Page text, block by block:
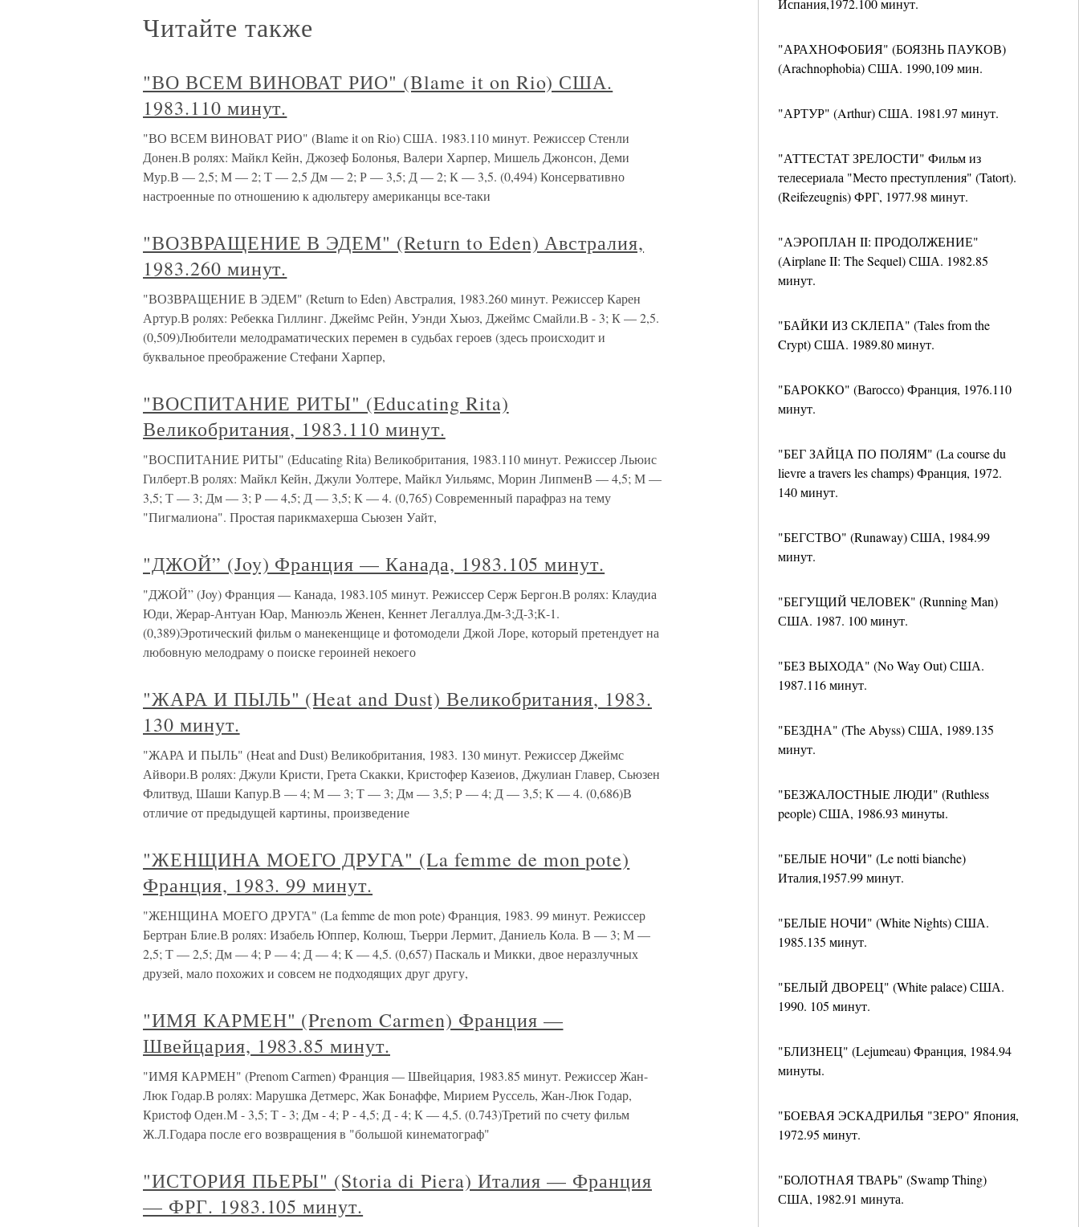
Испания,1972.100 минут.
"АРАХНОФОБИЯ" (БОЯЗНЬ ПАУКОВ)
(Arachnophobia) США. 1990,109 мин.
"АРТУР" (Arthur) США. 1981.97 минут.
"АТТЕСТАТ ЗРЕЛОСТИ" Фильм из
телесериала "Место преступления" (Tatort).
(Reifezeugnis) ФРГ, 1977.98 минут.
"АЭРОПЛАН II: ПРОДОЛЖЕНИЕ"
(Airplane II: The Sequel) США. 1982.85
минут.
"БАЙКИ ИЗ СКЛЕПА" (Tales from the
Crypt) США. 1989.80 минут.
"БАРОККО" (Ваrоссо) Франция, 1976.110
минут.
"БЕГ ЗАЙЦА ПО ПОЛЯМ" (La course du
lievre a travers les champs) Франция, 1972.
140 минут.
"БЕГСТВО" (Runaway) США, 1984.99
минут.
"БЕГУЩИЙ ЧЕЛОВЕК" (Running Man)
США. 1987. 100 минут.
"БЕЗ ВЫХОДА" (No Way Out) США.
1987.116 минут.
"БЕЗДНА" (The Abyss) США, 1989.135
минут.
"БЕЗЖАЛОСТНЫЕ ЛЮДИ" (Ruthless
people) США, 1986.93 минуты.
"БЕЛЫЕ НОЧИ" (Le notti bianche)
Италия,1957.99 минут.
"БЕЛЫЕ НОЧИ" (White Nights) США.
1985.135 минут.
"БЕЛЫЙ ДВОРЕЦ" (White palace) США.
1990. 105 минут.
"БЛИЗНЕЦ" (Lejumeau) Франция, 1984.94
минуты.
"БОЕВАЯ ЭСКАДРИЛЬЯ "ЗЕРО" Япония,
1972.95 минут.
"БОЛОТНАЯ ТВАРЬ" (Swamp Thing)
США, 1982.91 минута.
Читайте также
"ВО ВСЕМ ВИНОВАТ РИО" (Blame it on Rio) США.
1983.110 минут.
"ВО ВСЕМ ВИНОВАТ РИО" (Blame it on Rio) США. 1983.110 минут. Режиссер Стенли
Донен.В ролях: Майкл Кейн, Джозеф Болонья, Валери Харпер, Мишель Джонсон, Деми
Мур.В — 2,5; М — 2; Т — 2,5 Дм — 2; Р — 3,5; Д — 2; К — 3,5. (0,494) Консервативно
настроенные по отношению к адюльтеру американцы все-таки
"ВОЗВРАЩЕНИЕ В ЭДЕМ" (Return to Eden) Австралия,
1983.260 минут.
"ВОЗВРАЩЕНИЕ В ЭДЕМ" (Return to Eden) Австралия, 1983.260 минут. Режиссер Карен
Артур.В ролях: Ребекка Гиллинг. Джеймс Рейн, Уэнди Хьюз, Джеймс Смайли.В - 3; К — 2,5.
(0,509)Любители мелодраматических перемен в судьбах героев (здесь происходит и
буквальное преображение Стефани Харпер,
"ВОСПИТАНИЕ РИТЫ" (Educating Rita)
Великобритания, 1983.110 минут.
"ВОСПИТАНИЕ РИТЫ" (Educating Rita) Великобритания, 1983.110 минут. Режиссер Льюис
Гилберт.В ролях: Майкл Кейн, Джули Уолтере, Майкл Уильямс, Морин ЛипменВ — 4,5; М —
3,5; Т — 3; Дм — 3; Р — 4,5; Д — 3,5; К — 4. (0,765) Современный парафраз на тему
"Пигмалиона". Простая парикмахерша Сьюзен Уайт,
"ДЖОЙ” (Joy) Франция — Канада, 1983.105 минут.
"ДЖОЙ” (Joy) Франция — Канада, 1983.105 минут. Режиссер Серж Бергон.В ролях: Клаудиа
Юди, Жерар-Антуан Юар, Манюэль Женен, Кеннет Легаллуа.Дм-3;Д-3;К-1.
(0,389)Эротический фильм о манекенщице и фотомодели Джой Лоре, который претендует на
любовную мелодраму о поиске героиней некоего
"ЖАРА И ПЫЛЬ" (Heat and Dust) Великобритания, 1983.
130 минут.
"ЖАРА И ПЫЛЬ" (Heat and Dust) Великобритания, 1983. 130 минут. Режиссер Джеймс
Айвори.В ролях: Джули Кристи, Грета Скакки, Кристофер Казеиов, Джулиан Главер, Сьюзен
Флитвуд, Шаши Капур.В — 4; М — 3; Т — 3; Дм — 3,5; Р — 4; Д — 3,5; К — 4. (0,686)В
отличие от предыдущей картины, произведение
"ЖЕНЩИНА МОЕГО ДРУГА" (La femme de mon pote)
Франция, 1983. 99 минут.
"ЖЕНЩИНА МОЕГО ДРУГА" (La femme de mon pote) Франция, 1983. 99 минут. Режиссер
Бертран Блие.В ролях: Изабель Юппер, Колюш, Тьерри Лермит, Даниель Кола. В — 3; М —
2,5; Т — 2,5; Дм — 4; Р — 4; Д — 4; К — 4,5. (0,657) Паскаль и Микки, двое неразлучных
друзей, мало похожих и совсем не подходящих друг другу,
"ИМЯ КАРМЕН" (Prenom Carmen) Франция —
Швейцария, 1983.85 минут.
"ИМЯ КАРМЕН" (Prenom Carmen) Франция — Швейцария, 1983.85 минут. Режиссер Жан-
Люк Годар.В ролях: Марушка Детмерс, Жак Бонаффе, Мирием Руссель, Жан-Люк Годар,
Кристоф Оден.М - 3,5; Т - 3; Дм - 4; Р - 4,5; Д - 4; К — 4,5. (0.743)Третий по счету фильм
Ж.Л.Годара после его возвращения в "большой кинематограф"
"ИСТОРИЯ ПЬЕРЫ" (Storia di Piera) Италия — Франция
— ФРГ. 1983.105 минут.